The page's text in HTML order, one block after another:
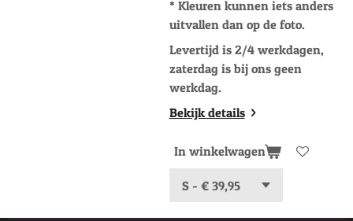
* Kleuren kunnen iets anders
uitvallen dan op de foto.
Levertijd is 2/4 werkdagen,
zaterdag is bij ons geen
werkdag.
Bekijk details
In winkelwagen